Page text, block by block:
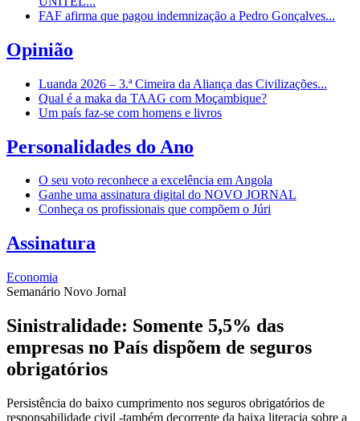
FAF afirma que pagou indemnização a Pedro Gonçalves...
Opinião
Luanda 2026 – 3.ª Cimeira da Aliança das Civilizações...
Qual é a maka da TAAG com Moçambique?
Um país faz-se com homens e livros
Personalidades do Ano
O seu voto reconhece a excelência em Angola
Ganhe uma assinatura digital do NOVO JORNAL
Conheça os profissionais que compõem o Júri
Assinatura
Economia
Semanário Novo Jornal
Sinistralidade: Somente 5,5% das
empresas no País dispõem de seguros
obrigatórios
Persistência do baixo cumprimento nos seguros obrigatórios de
responsabilidade civil -também decorrente da baixa literacia sobre a